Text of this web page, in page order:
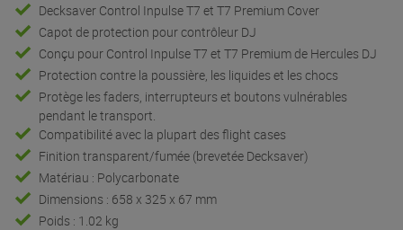
Decksaver Control Inpulse T7 et T7 Premium Cover
Capot de protection pour contrôleur DJ
Conçu pour Control Inpulse T7 et T7 Premium de Hercules DJ
Protection contre la poussière, les liquides et les chocs
Protège les faders, interrupteurs et boutons vulnérables
pendant le transport.
Compatibilité avec la plupart des flight cases
Finition transparent/fumée (brevetée Decksaver)
Matériau : Polycarbonate
Dimensions : 658 x 325 x 67 mm
Poids : 1.02 kg